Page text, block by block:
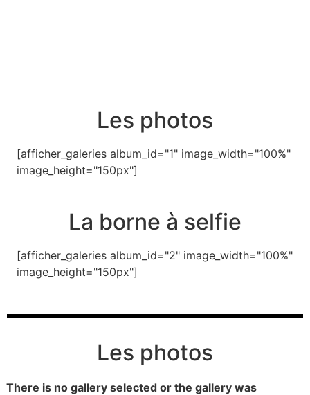
Les photos
[afficher_galeries album_id="1" image_width="100%"
image_height="150px"]
La borne à selfie
[afficher_galeries album_id="2" image_width="100%"
image_height="150px"]
Les photos
There is no gallery selected or the gallery was